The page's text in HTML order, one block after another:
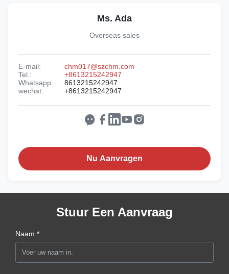
Ms. Ada
Overseas sales
E-mail:
chm017@szchm.com
Tel.:
+8613215242947
Whatsapp:
8613215242947
wechat:
+8613215242947
Nu Aanvragen
Stuur Een Aanvraag
Naam *